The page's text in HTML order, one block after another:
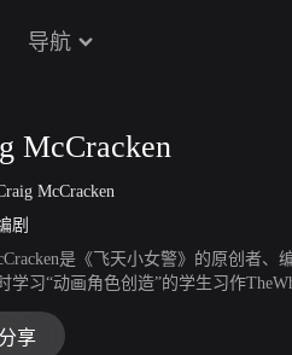
导航
McCracken
McCracken
剧
是《飞天小女警》的原创者
学习“动画角色创造”的学生习作
分享